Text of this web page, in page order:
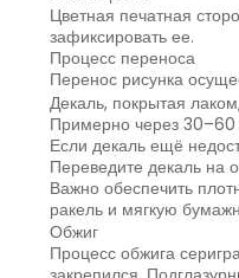
Цветная печатная
зафиксировать ее.
Процесс переноса
Перенос рисунка
Декаль, покрытая
Примерно через 30–60
Если декаль ещё
Переведите декаль на
Важно обеспечить
ракель и мягкую
Обжиг
Процесс обжига